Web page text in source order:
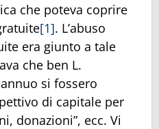
che poteva coprire
[1]. L’abuso
era giunto a tale
che ben L.
si fossero
di capitale per
donazioni”, ecc. Vi